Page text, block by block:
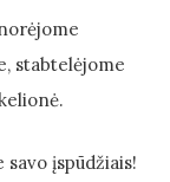
stabtelėjome
įspūdžiais!